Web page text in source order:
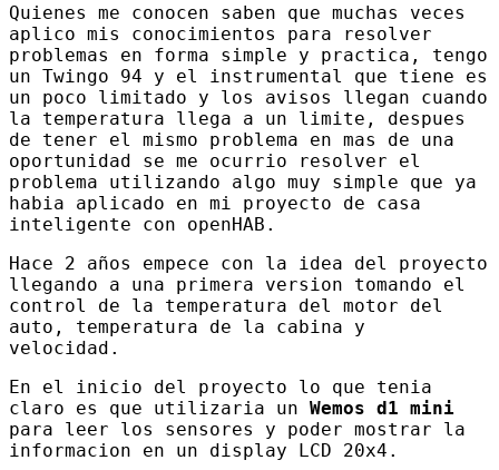
Quienes me conocen saben que muchas veces
aplico mis conocimientos para resolver
problemas en forma simple y practica, tengo
un Twingo 94 y el instrumental que tiene es
un poco limitado y los avisos llegan cuando
la temperatura llega a un limite, despues
de tener el mismo problema en mas de una
oportunidad se me ocurrio resolver el
problema utilizando algo muy simple que ya
habia aplicado en mi proyecto de casa
inteligente con openHAB.
Hace 2 años empece con la idea del proyecto
llegando a una primera version tomando el
control de la temperatura del motor del
auto, temperatura de la cabina y
velocidad.
En el inicio del proyecto lo que tenia
claro es que utilizaria un Wemos d1 mini
para leer los sensores y poder mostrar la
informacion en un display LCD 20x4.